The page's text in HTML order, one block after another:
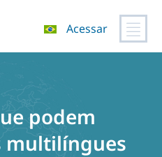
Acessar
podem
multilíngues